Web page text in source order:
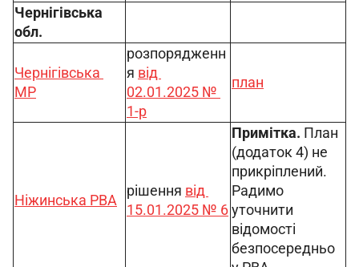
Чернігівська
обл.
Чернігівська
МР
розпорядженн
я від
02.01.2025 №
1-р
план
Ніжинська РВА
рішення від
15.01.2025 № 6
Примітка. План
(додаток 4) не
прикріплений.
Радимо
уточнити
відомості
безпосередньо